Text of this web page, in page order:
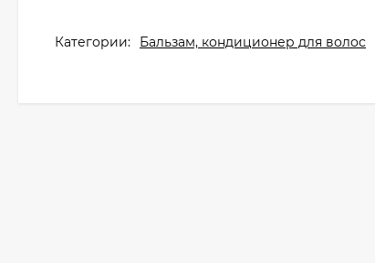
Категории: Бальзам, кондиционер для волос